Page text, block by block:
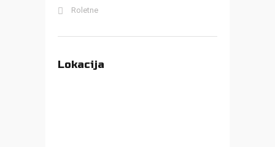
Roletne
Lokacija